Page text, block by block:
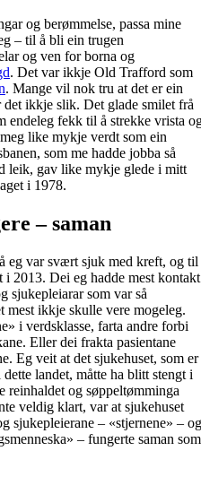
og berømmelse, passa mine
– til å bli ein trugen
og ven for borna og
. Det var ikkje Old Trafford som
. Mange vil nok tru at det er ein
ikkje slik. Det glade smilet frå
endeleg fekk til å strekke vrista
like mykje verdt som ein
som me hadde jobba så
leik, gav like mykje glede i mitt
i 1978.
– saman
var svært sjuk med kreft, og til
2013. Dei eg hadde mest kontakt
sjukepleiarar som var så
mest ikkje skulle vere mogeleg.
i verdsklasse, farta andre forbi
Eller dei frakta pasientane
Eg veit at det sjukehuset, som er
landet, måtte ha blitt stengt i
reinhaldet og søppeltømminga
veldig klart, var at sjukehuset
sjukepleierane – «stjernene» – og
– fungerte saman som